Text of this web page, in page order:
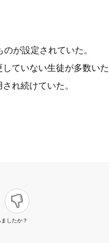
が設定されていた。
ていない生徒が多数いた
れ続けていた。
したか？